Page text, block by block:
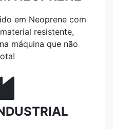
em Neoprene com
resistente,
máquina que não